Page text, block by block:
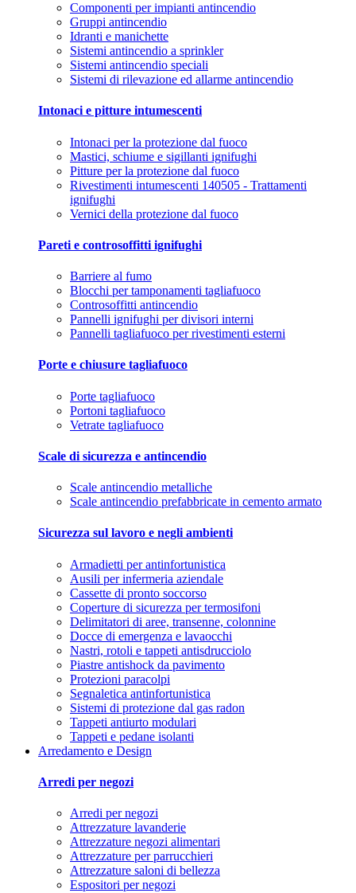
Componenti per impianti antincendio
Gruppi antincendio
Idranti e manichette
Sistemi antincendio a sprinkler
Sistemi antincendio speciali
Sistemi di rilevazione ed allarme antincendio
Intonaci e pitture intumescenti
Intonaci per la protezione dal fuoco
Mastici, schiume e sigillanti ignifughi
Pitture per la protezione dal fuoco
Rivestimenti intumescenti 140505 - Trattamenti
ignifughi
Vernici della protezione dal fuoco
Pareti e controsoffitti ignifughi
Barriere al fumo
Blocchi per tamponamenti tagliafuoco
Controsoffitti antincendio
Pannelli ignifughi per divisori interni
Pannelli tagliafuoco per rivestimenti esterni
Porte e chiusure tagliafuoco
Porte tagliafuoco
Portoni tagliafuoco
Vetrate tagliafuoco
Scale di sicurezza e antincendio
Scale antincendio metalliche
Scale antincendio prefabbricate in cemento armato
Sicurezza sul lavoro e negli ambienti
Armadietti per antinfortunistica
Ausili per infermeria aziendale
Cassette di pronto soccorso
Coperture di sicurezza per termosifoni
Delimitatori di aree, transenne, colonnine
Docce di emergenza e lavaocchi
Nastri, rotoli e tappeti antisdrucciolo
Piastre antishock da pavimento
Protezioni paracolpi
Segnaletica antinfortunistica
Sistemi di protezione dal gas radon
Tappeti antiurto modulari
Tappeti e pedane isolanti
Arredamento e Design
Arredi per negozi
Arredi per negozi
Attrezzature lavanderie
Attrezzature negozi alimentari
Attrezzature per parrucchieri
Attrezzature saloni di bellezza
Espositori per negozi